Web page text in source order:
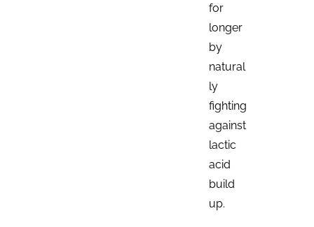
for
longer
by
natural
ly
fighting
against
lactic
acid
build
up.